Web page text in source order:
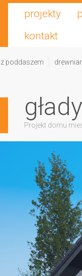
projekty
kontakt
z poddaszem
Projekt domu